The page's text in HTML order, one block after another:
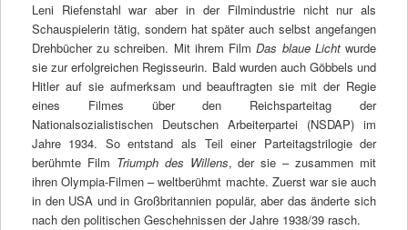
Leni Riefenstahl war aber in der Filmindustrie nicht nur als
Schauspielerin tätig, sondern hat später auch selbst angefangen
Drehbücher zu schreiben. Mit ihrem FilmDas blaue Lichtwurde
sie zur erfolgreichen Regisseurin. Bald wurden auch Göbbels und
Hitler auf sie aufmerksam und beauftragten sie mit der Regie
eines Filmes über den Reichsparteitag der
Nationalsozialistischen Deutschen Arbeiterpartei (NSDAP) im
Jahre 1934. So entstand als Teil einer Parteitagstrilogie der
berühmte Film Triumph des Willens, der sie – zusammen mit
ihren Olympia-Filmen – weltberühmt machte. Zuerst war sie auch
in den USA und in Großbritannien populär, aber das änderte sich
nach den politischen Geschehnissen der Jahre 1938/39 rasch.